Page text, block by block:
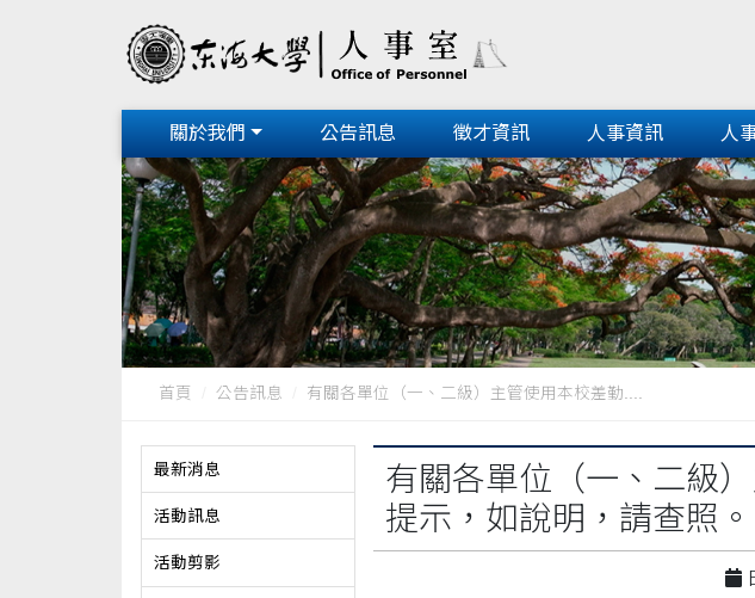
關於我們 公告訊息 徵才資訊 人事資訊 人
首頁 公告訊息 有關各單位（一、二級）主管使用本校差勤....
最新消息
活動訊息
活動剪影
有關各單位（一、二級
提示，如說明，請查照。